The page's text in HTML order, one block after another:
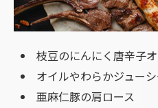
枝豆のにんにく唐辛子
オイルやわらかジュー
亜麻仁豚の肩ロース